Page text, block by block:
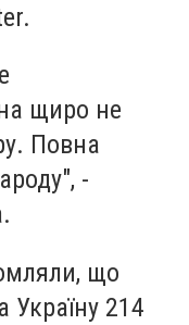
щиро не
Повна
-
що
Україну 214